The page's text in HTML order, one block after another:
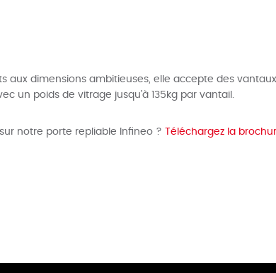
aux dimensions ambitieuses, elle accepte des
un poids de vitrage jusqu’à 135kg par vantail.
sur notre porte repliable Infineo ? Téléchargez la